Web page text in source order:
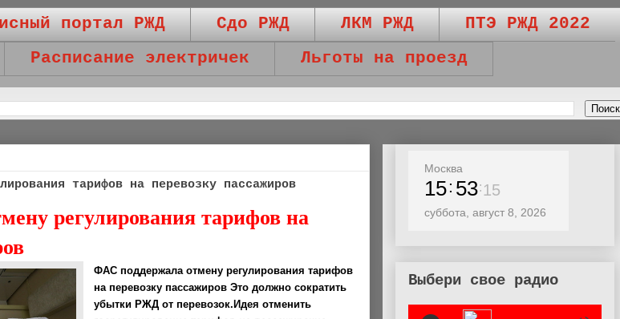
портал РЖД Сдо РЖД ЛКМ РЖД
ПТЭ РЖД 2022
Расписание электричек Льготы на проезд
тарифов на перевозку пассажиров
регулирования тарифов на
ФАС поддержала отмену регулирования тарифов
на перевозку пассажиров Это должно сократить
убытки РЖД от перевозок.Идея отменить
Москва
15 53 17
суббота, август 8, 2026
Выбери свое радио